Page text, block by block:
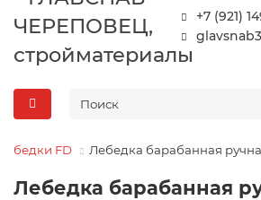
+7 (921)
FD Лебедка барабанная
Лебедка барабанная